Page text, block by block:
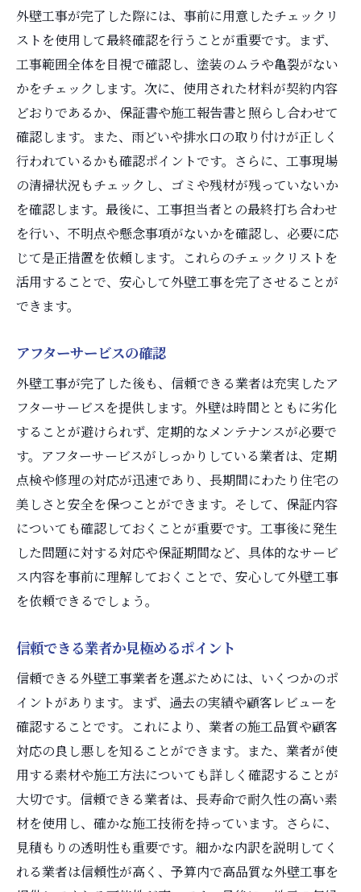
外壁工事が完了した際には、事前に用意したチェックリ
ストを使用して最終確認を行うことが重要です。まず、
工事範囲全体を目視で確認し、塗装のムラや亀裂がない
かをチェックします。次に、使用された材料が契約内容
どおりであるか、保証書や施工報告書と照らし合わせて
確認します。また、雨どいや排水口の取り付けが正しく
行われているかも確認ポイントです。さらに、工事現場
の清掃状況もチェックし、ゴミや残材が残っていないか
を確認します。最後に、工事担当者との最終打ち合わせ
を行い、不明点や懸念事項がないかを確認し、必要に応
じて是正措置を依頼します。これらのチェックリストを
活用することで、安心して外壁工事を完了させることが
できます。
アフターサービスの確認
外壁工事が完了した後も、信頼できる業者は充実したア
フターサービスを提供します。外壁は時間とともに劣化
することが避けられず、定期的なメンテナンスが必要で
す。アフターサービスがしっかりしている業者は、定期
点検や修理の対応が迅速であり、長期間にわたり住宅の
美しさと安全を保つことができます。そして、保証内容
についても確認しておくことが重要です。工事後に発生
した問題に対する対応や保証期間など、具体的なサービ
ス内容を事前に理解しておくことで、安心して外壁工事
を依頼できるでしょう。
信頼できる業者か見極めるポイント
信頼できる外壁工事業者を選ぶためには、いくつかのポ
イントがあります。まず、過去の実績や顧客レビューを
確認することです。これにより、業者の施工品質や顧客
対応の良し悪しを知ることができます。また、業者が使
用する素材や施工方法についても詳しく確認することが
大切です。信頼できる業者は、長寿命で耐久性の高い素
材を使用し、確かな施工技術を持っています。さらに、
見積もりの透明性も重要です。細かな内訳を説明してく
れる業者は信頼性が高く、予算内で高品質な外壁工事を